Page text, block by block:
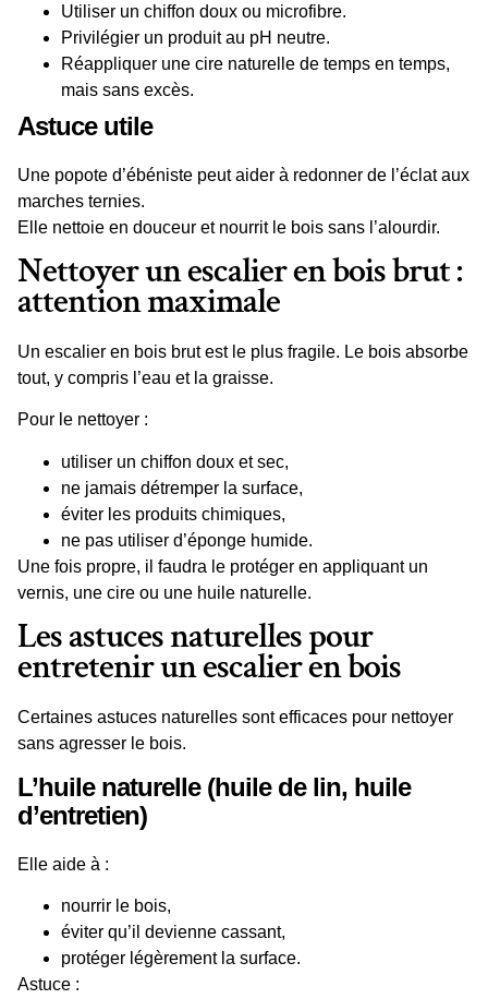
Utiliser un chiffon doux ou microfibre.
Privilégier un produit au pH neutre.
Réappliquer une cire naturelle de temps en temps,
mais sans excès.
Astuce utile
Une popote d’ébéniste peut aider à redonner de l’éclat aux
marches ternies.
Elle nettoie en douceur et nourrit le bois sans l’alourdir.
Nettoyer un escalier en bois brut :
attention maximale
Un escalier en bois brutest le plus fragile. Le bois absorbe
tout, y compris l’eau et la graisse.
Pour le nettoyer :
utiliser un chiffon doux et sec,
ne jamais détremper la surface,
éviter les produits chimiques,
ne pas utiliser d’éponge humide.
Une fois propre, il faudra le protéger en appliquant un
vernis, une cire ou une huile naturelle.
Les astuces naturelles pour
entretenir un escalier en bois
Certaines astuces naturelles sont efficaces pour nettoyer
sans agresser le bois.
L’huile naturelle (huile de lin, huile
d’entretien)
Elle aide à :
nourrir le bois,
éviter qu’il devienne cassant,
protéger légèrement la surface.
Astuce :